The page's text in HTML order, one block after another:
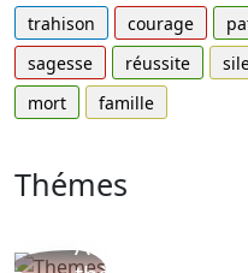
trahison
courage
sagesse
réussite
mort
famille
Thémes
Autres